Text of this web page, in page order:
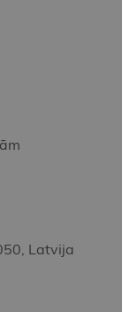
Latvija